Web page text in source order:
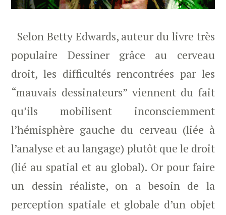
Selon Betty Edwards, auteur du livre très
populaire Dessiner grâce au cerveau
droit, les difficultés rencontrées par les
“mauvais dessinateurs” viennent du fait
qu’ils mobilisent inconsciemment
l’hémisphère gauche du cerveau (liée à
l’analyse et au langage) plutôt que le droit
(lié au spatial et au global). Or pour faire
un dessin réaliste, on a besoin de la
perception spatiale et globale d’un objet